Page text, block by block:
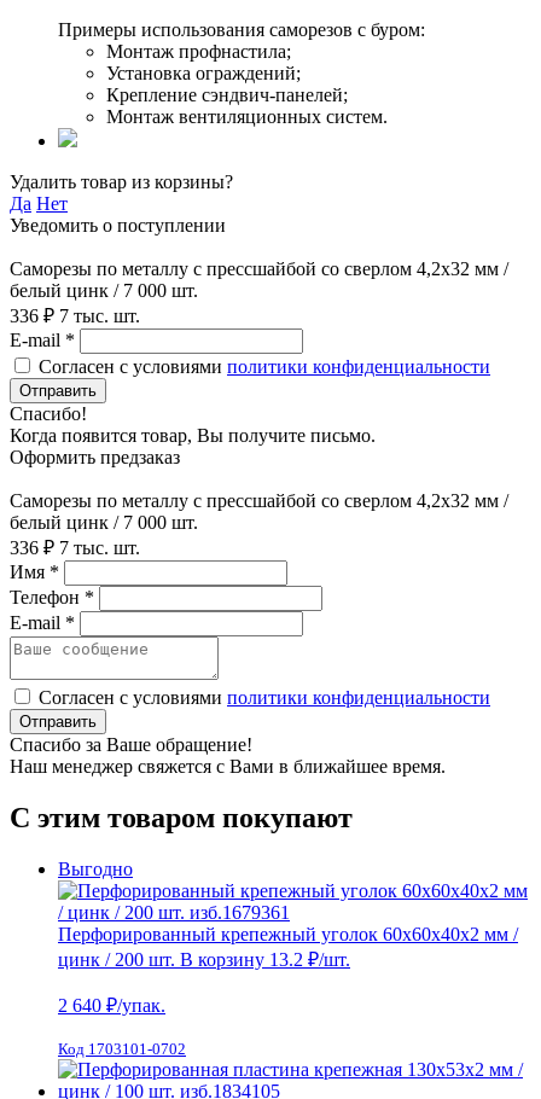
Примеры использования саморезов с буром:
Монтаж профнастила;
Установка ограждений;
Крепление сэндвич-панелей;
Монтаж вентиляционных систем.
Удалить товар из корзины?
Да Нет
Уведомить о поступлении
Саморезы по металлу с прессшайбой со сверлом 4,2х32 мм /
белый цинк / 7 000 шт.
336 ₽ 7 тыс. шт.
E-mail *
Согласен с условиями политики конфиденциальности
Отправить
Спасибо!
Когда появится товар, Вы получите письмо.
Оформить предзаказ
Саморезы по металлу с прессшайбой со сверлом 4,2х32 мм /
белый цинк / 7 000 шт.
336 ₽ 7 тыс. шт.
Имя *
Телефон *
E-mail *
Согласен с условиями политики конфиденциальности
Отправить
Спасибо за Ваше обращение!
Наш менеджер свяжется с Вами в ближайшее время.
С этим товаром покупают
Выгодно
Перфорированный крепежный уголок 60х60х40х2 мм /
цинк / 200 шт. В корзину 13.2 ₽/шт.
2 640 ₽/упак.
Код 1703101-0702